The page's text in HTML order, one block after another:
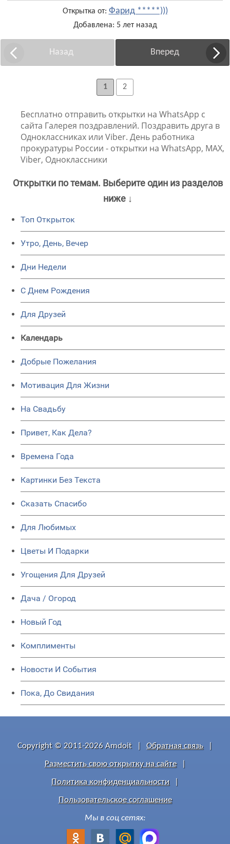
Открытка от: Фарид *****)))
Добавлена: 5 лет назад
Назад Вперед
1 2
Бесплатно отправить открытки на WhatsApp с
сайта Галерея поздравлений. Поздравить друга в
Одноклассниках или Viber. День работника
прокуратуры России - открытки на WhatsApp, MAX,
Viber, Одноклассники
Открытки по темам. Выберите один из разделов
ниже ↓
Топ Открыток
Утро, День, Вечер
Дни Недели
C Днем Рождения
Для Друзей
Календарь
Добрые Пожелания
Мотивация Для Жизни
На Свадьбу
Привет, Как Дела?
Времена Года
Картинки Без Текста
Сказать Спасибо
Для Любимых
Цветы И Подарки
Угощения Для Друзей
Дача / Огород
Новый Год
Комплименты
Новости И События
Пока, До Свидания
Copyright © 2011-2026 Amdoit Обратная связь
Разместить свою открытку на сайте
Политика конфиденциальности
Пользовательское соглашение
Мы в соц сетях: